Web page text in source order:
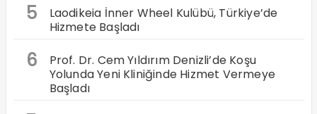
5
Laodikeia İnner Wheel Kulübü, Türkiye’de
Hizmete Başladı
6
Prof. Dr. Cem Yıldırım Denizli’de Koşu
Yolunda Yeni Kliniğinde Hizmet Vermeye
Başladı